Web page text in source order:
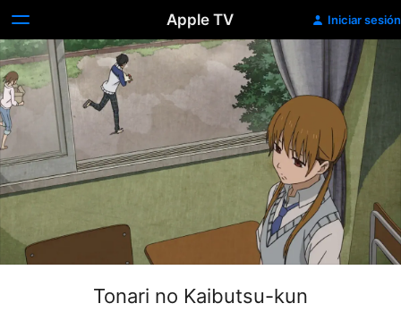
Apple TV Iniciar sesión
Tonari no Kaibutsu-kun